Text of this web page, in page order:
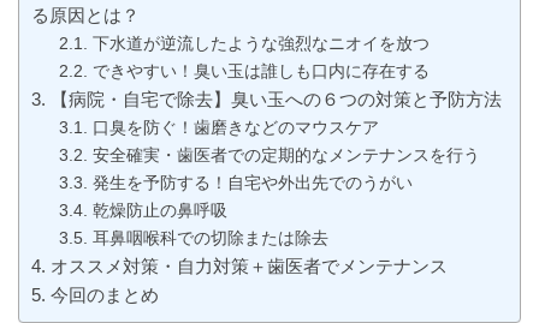
る原因とは？
下水道が逆流したような強烈なニオイを放つ
できやすい！臭い玉は誰しも口内に存在する
【病院・自宅で除去】臭い玉への６つの対策と予防方法
口臭を防ぐ！歯磨きなどのマウスケア
安全確実・歯医者での定期的なメンテナンスを行う
発生を予防する！自宅や外出先でのうがい
乾燥防止の鼻呼吸
耳鼻咽喉科での切除または除去
オススメ対策・自力対策＋歯医者でメンテナンス
今回のまとめ